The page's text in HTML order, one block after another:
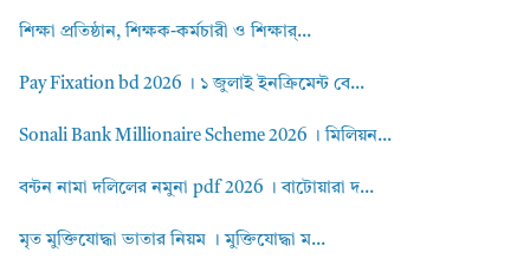
শিক্ষা প্রতিষ্ঠান, শিক্ষক-কর্মচারী ও শিক্ষার্...
Pay Fixation bd 2026 । ১ জুলাই ইনক্রিমেন্ট বে...
Sonali Bank Millionaire Scheme 2026 । মিলিয়ন...
বন্টন নামা দলিলের নমুনা pdf 2026 । বাটোয়ারা দ...
মৃত মুক্তিযোদ্ধা ভাতার নিয়ম । মুক্তিযোদ্ধা ম...